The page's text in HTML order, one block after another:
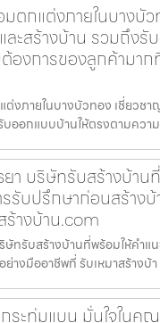
ตกแต่งภายในบางบั
ะสร้างบ้าน รวมถึงรั
องการของลูกค้ามาก
ต่งภายในบางบัวทอง เชี่ยวช
บออกแบบบ้านให้ตรงตามควา
า บริษัทรับสร้างบ้าน
รับปรึกษาก่อนสร้าง
ร้างบ้าน.com
ษัทรับสร้างบ้านที่พร้อมให้คำแ
างมืออาชีพที่ รับเหมาสร้างบ้า
ระทุ่มแบน มั่นใจในคุ